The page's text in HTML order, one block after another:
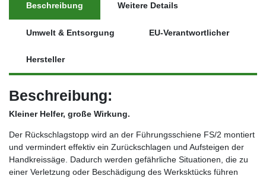
Beschreibung Weitere Details
Umwelt & Entsorgung EU-Verantwortlicher
Hersteller
Beschreibung:
Kleiner Helfer, große Wirkung.
Der Rückschlagstopp wird an der Führungsschiene FS/2 montiert
und vermindert effektiv ein Zurückschlagen und Aufsteigen der
Handkreissäge. Dadurch werden gefährliche Situationen, die zu
einer Verletzung oder Beschädigung des Werksktücks führen